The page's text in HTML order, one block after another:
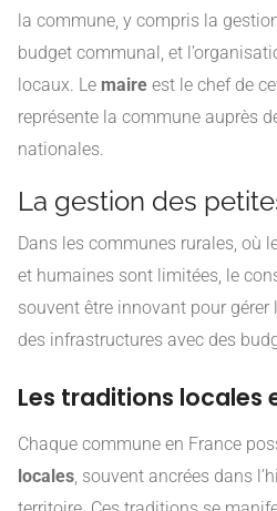
la commune, y compris la
budget communal, et
locaux. Le maire est le chef de
représente la commune auprès
nationales.
La gestion des
Dans les communes rurales, où
et humaines sont limitées, le
souvent être innovant pour gérer
des infrastructures avec des
Les traditions locales
Chaque commune en France
locales , souvent ancrées dans